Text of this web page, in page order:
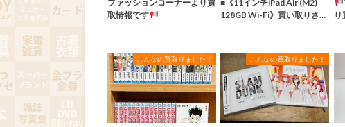
ファッションコーナーより買
取情報です
■《11インチiPad Air (M2)
128GB Wi-Fi》買い取りさ…
こんなの買取りました！ こんなの買取りました！